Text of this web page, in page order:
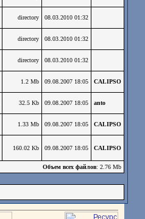
directory 08.03.2010 01:32
directory 08.03.2010 01:32
directory 08.03.2010 01:32
1.2 Mb 09.08.2007 18:05 CALIPSO
32.5 Kb 09.08.2007 18:05 anto
1.33 Mb 09.08.2007 18:05 CALIPSO
160.02 Kb 09.08.2007 18:05 CALIPSO
Объем всех файлов: 2.76 Mb